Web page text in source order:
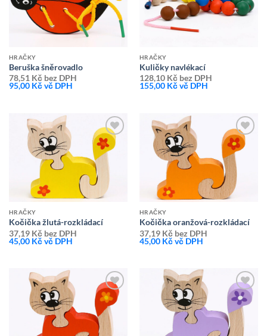
HRAČKY
Beruška šněrovadlo
78,51 Kčbez DPH
95,00 Kčvč DPH
HRAČKY
Kuličky navlékací
128,10 Kčbez DPH
155,00 Kčvč DPH
Přidat k
oblíbeným
HRAČKY
Kočička žlutá-rozkládací
37,19 Kčbez DPH
45,00 Kčvč DPH
Přidat k
oblíbeným
HRAČKY
Kočička oranžová-rozkládací
37,19 Kčbez DPH
45,00 Kčvč DPH
Přidat k
oblíbeným
Přidat k
oblíbeným